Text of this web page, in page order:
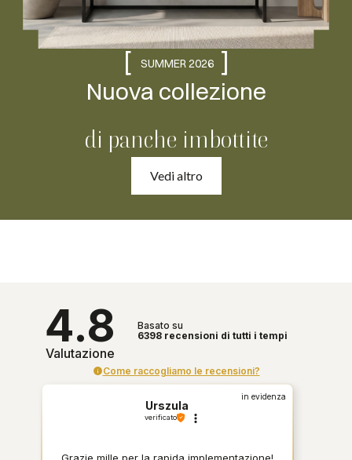
[ SUMMER 2026 ]
Nuova collezione
di panche imbottite
Vedi altro
4.8
Valutazione
Basato su
6398recensioni di tutti i tempi
Come raccogliamo le recensioni?
in evidenza
Urszula
verificato